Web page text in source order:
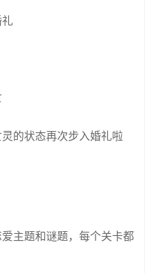
的状态再次步入婚礼啦
主题和谜题，每个关卡都